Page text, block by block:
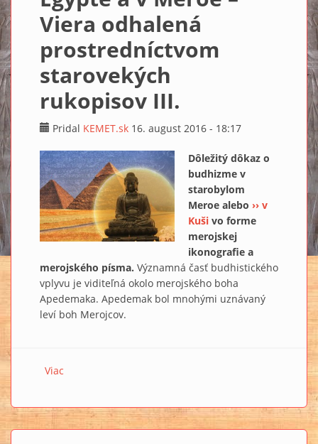
Viera odhalená
prostredníctvom
starovekých
rukopisov III.
Pridal KEMET.sk 16. august 2016 - 18:17
Dôležitý dôkaz o
budhizme v
starobylom
Meroe alebo ›› v
Kuši vo forme
merojskej
ikonografie a
merojského písma. Významná časť budhistického
vplyvu je viditeľná okolo merojského boha
Apedemaka. Apedemak bol mnohými uznávaný
leví boh Merojcov.
Viac
odhalená prostredníctvom starovekých rukopisov III.